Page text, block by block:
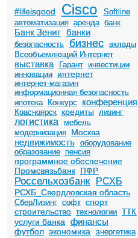
#lifeisgood Cisco
Softline
автоматизация аренда банк
Банк Зенит банки
безопасность бизнес
вклады
Всеобъемлющий Интернет
выставка Гарант инвестиции
инновации
интернет
интернет-магазин
информационная безопасность
ипотека
Конкурс конференция
Красноярск кредиты лизинг
логистика
мебель
модернизация
Москва
недвижимость оборудование
образование пенсия
программное обеспечение
Промсвязьбанк ПФР
Россельхозбанк РСХБ
РСХБ_Свердловская область
СберЛизинг софт спорт
строительство технологии ТТК
услуги банка финансы
футбол экономика энергетика